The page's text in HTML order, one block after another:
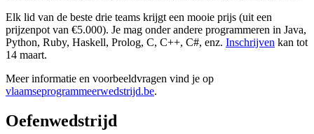
Elk lid van de beste drie teams krijgt een mooie prijs (uit een
prijzenpot van €5.000). Je mag onder andere programmeren in Java,
Python, Ruby, Haskell, Prolog, C, C++, C#, enz. Inschrijven kan tot
14 maart.
Meer informatie en voorbeeldvragen vind je op
vlaamseprogrammeerwedstrijd.be.
Oefenwedstrijd